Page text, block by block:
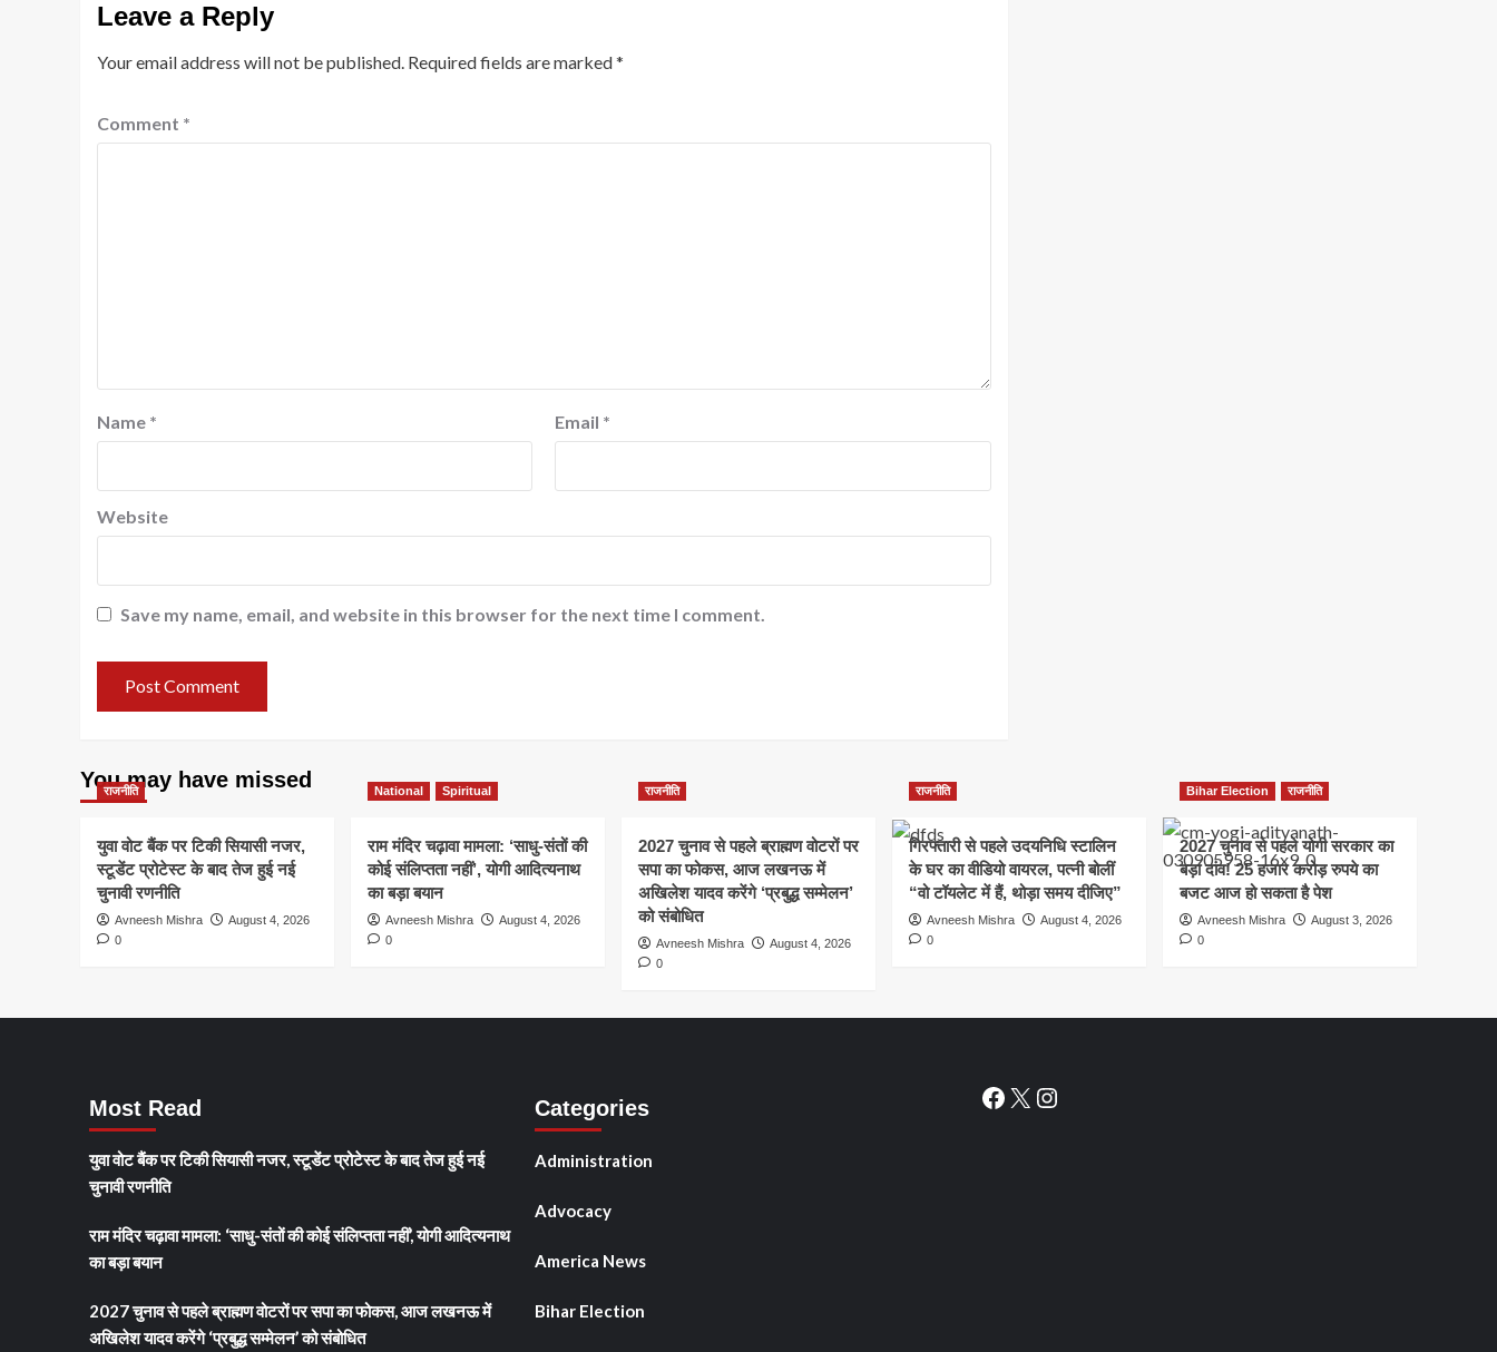
Leave a Reply
Your email address will not be published. Required fields are marked*
Comment *
Name * Email *
Website
Save my name, email, and website in this browser for the next time I comment.
You may have missed
राजनीति
युवा वोट बैंक पर टिकी सियासी नजर,
स्टूडेंट प्रोटेस्ट के बाद तेज हुई नई
चुनावी रणनीति
Avneesh Mishra
August 4, 2026
0
National Spiritual
राम मंदिर चढ़ावा मामला: ‘साधु-संतों की
कोई संलिप्तता नहीं’, योगी आदित्यनाथ
का बड़ा बयान
Avneesh Mishra
August 4, 2026
0
राजनीति
2027 चुनाव से पहले ब्राह्मण वोटरों पर
सपा का फोकस, आज लखनऊ में
अखिलेश यादव करेंगे ‘प्रबुद्ध सम्मेलन’
को संबोधित
Avneesh Mishra
August 4, 2026
0
राजनीति
गिरफ्तारी से पहले उदयनिधि स्टालिन
के घर का वीडियो वायरल, पत्नी बोलीं
“वो टॉयलेट में हैं, थोड़ा समय दीजिए”
Avneesh Mishra
August 4, 2026
0
Bihar Election राजनीति
2027 चुनाव से पहले योगी सरकार का
बड़ा दांव! 25 हजार करोड़ रुपये का
बजट आज हो सकता है पेश
Avneesh Mishra
August 3, 2026
0
Most Read
युवा वोट बैंक पर टिकी सियासी नजर, स्टूडेंट प्रोटेस्ट के बाद तेज हुई नई
चुनावी रणनीति
राम मंदिर चढ़ावा मामला: ‘साधु-संतों की कोई संलिप्तता नहीं’, योगी आदित्यनाथ
का बड़ा बयान
2027 चुनाव से पहले ब्राह्मण वोटरों पर सपा का फोकस, आज लखनऊ में
अखिलेश यादव करेंगे ‘प्रबुद्ध सम्मेलन’ को संबोधित
Categories
Administration
Advocacy
America News
Bihar Election
Facebook
X Instagram